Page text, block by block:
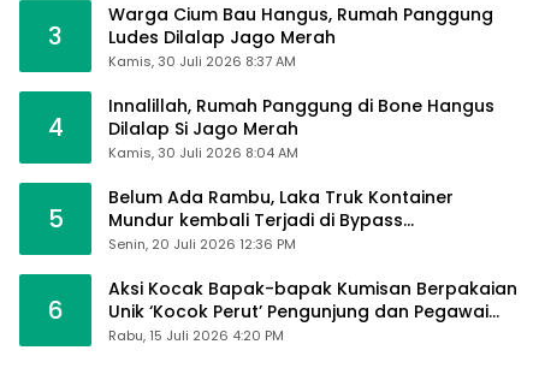
3
Warga Cium Bau Hangus, Rumah Panggung
Ludes Dilalap Jago Merah
Kamis, 30 Juli 2026 8:37 AM
4
Innalillah, Rumah Panggung di Bone Hangus
Dilalap Si Jago Merah
Kamis, 30 Juli 2026 8:04 AM
5
Belum Ada Rambu, Laka Truk Kontainer
Mundur kembali Terjadi di Bypass
Sumpallabbu
Senin, 20 Juli 2026 12:36 PM
6
Aksi Kocak Bapak-bapak Kumisan Berpakaian
Unik ‘Kocok Perut’ Pengunjung dan Pegawai
Alfamart, Ngaku Aktifkan Layar Sentuh Atm
Rabu, 15 Juli 2026 4:20 PM